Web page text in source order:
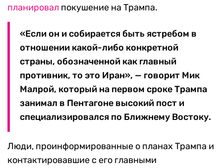
планировал покушение на Трампа.
«Если он и собирается быть ястребом в
отношении какой-либо конкретной
страны, обозначенной как главный
противник, то это Иран», — говорит Мик
Малрой, который на первом сроке Трампа
занимал в Пентагоне высокий пост и
специализировался по Ближнему Востоку.
Люди, проинформированные о планах Трампа и
контактировавшие с его главными